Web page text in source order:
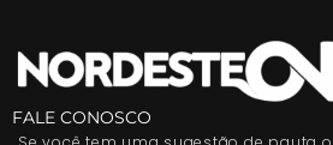
FALE CONOSCO